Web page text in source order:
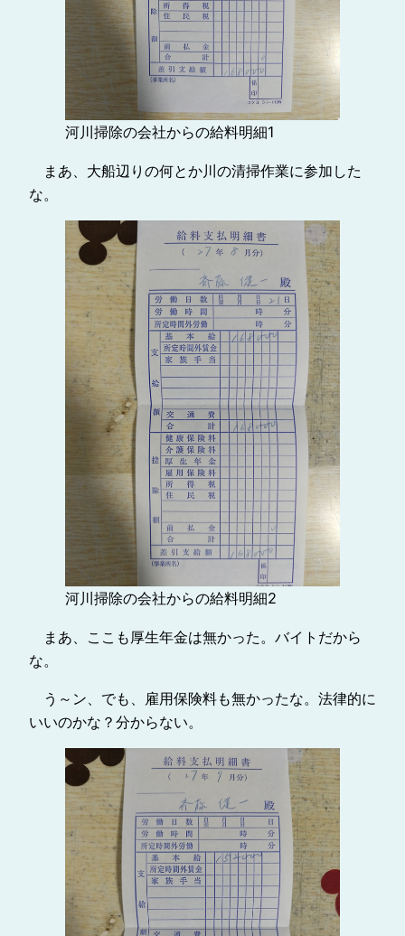
河川掃除の会社からの給料明細1
まあ、大船辺りの何とか川の清掃作業に参加した
な。
河川掃除の会社からの給料明細2
まあ、ここも厚生年金は無かった。バイトだから
な。
う～ン、でも、雇用保険料も無かったな。法律的に
いいのかな？分からない。